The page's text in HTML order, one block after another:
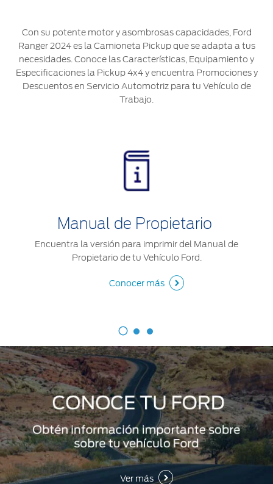
Distribuidor
Seminuevos
Certificados
SYNC
Con su potente motor y asombrosas capacidades, Ford
Ranger 2024 es la Camioneta Pickup que se adapta a tus
necesidades. Conoce las Características, Equipamiento y
Especificaciones la Pickup 4x4 y encuentra Promociones y
Descuentos en Servicio Automotriz para tu Vehículo de
Trabajo.
Manual de Propietario
Encuentra la versión para imprimir del Manual de
Propietario de tu Vehículo Ford.
Conocer más
Ver más